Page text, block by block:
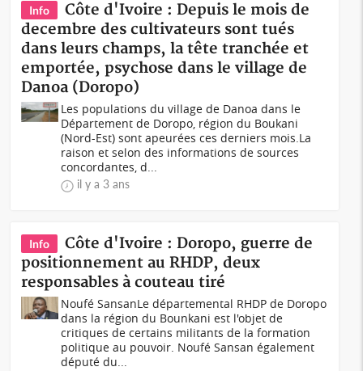
Info
Côte d'Ivoire : Depuis le mois de
decembre des cultivateurs sont tués
dans leurs champs, la tête tranchée et
emportée, psychose dans le village de
Danoa (Doropo)
Les populations du village de Danoa dans le
Département de Doropo, région du Boukani
(Nord-Est) sont apeurées ces derniers mois.La
raison et selon des informations de sources
concordantes, d...
il y a 3 ans
Info
Côte d'Ivoire : Doropo, guerre de
positionnement au RHDP, deux
responsables à couteau tiré
Noufé Sansan Le départemental RHDP de Doropo
dans la région du Bounkani est l'objet de
critiques de certains militants de la formation
politique au pouvoir. Noufé Sansan également
député du...